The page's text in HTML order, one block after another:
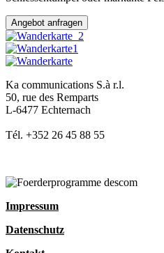
Angebot anfragen
Ka communications S.à r.l.
50, rue des Remparts
L-6477 Echternach
Tél. +352 26 45 88 55
Impressum
Datenschutz